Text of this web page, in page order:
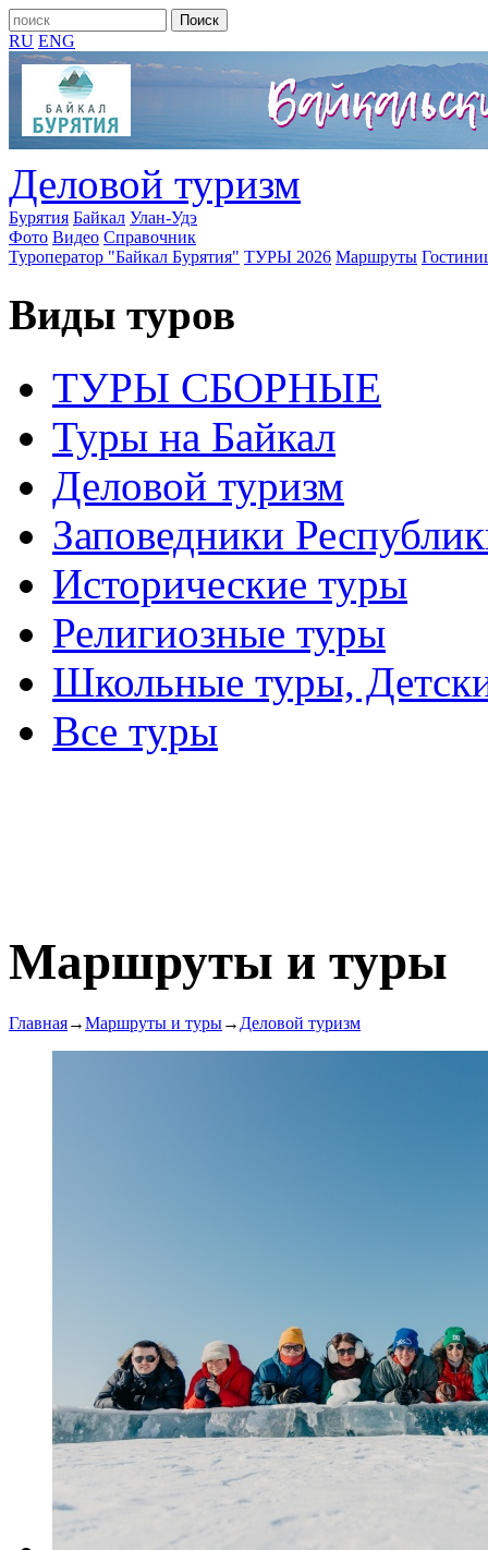
RU ENG
Деловой туризм
Бурятия Байкал Улан-Удэ
Фото Видео Справочник
Туроператор "Байкал Бурятия" ТУРЫ 2026 Маршруты
Виды туров
ТУРЫ СБОРНЫЕ
Туры на Байкал
Деловой туризм
Заповедники
Исторические туры
Религиозные туры
Школьные туры,
Все туры
Маршруты и туры
Главная→Маршруты и туры→Деловой туризм